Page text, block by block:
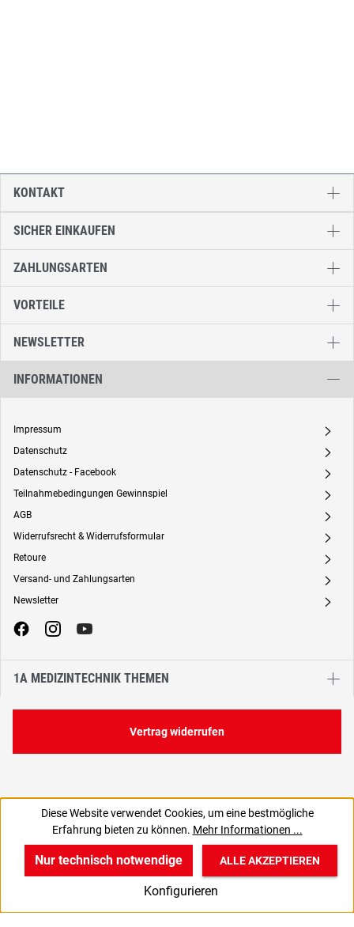
239,26 €
SICHER EINKAUFEN
ZAHLUNGSARTEN
VORTEILE
NEWSLETTER
INFORMATIONEN
Impressum A
Datenschutz A
Datenschutz - Facebook A
Teilnahmebedingungen Gewinnspiel A
AGB A
Widerrufsrecht & Widerrufsformular A
Retoure A
Versand- und Zahlungsarten A
Newsletter A
1A MEDIZINTECHNIK THEMEN
KONTAKT
Vertrag widerrufen
Diese Website verwendet Cookies, um eine bestmögliche
Erfahrung bieten zu können. Mehr Informationen ...
Nur technisch notwendige
Konfigurieren
ALLE AKZEPTIEREN
v
Produkte
B